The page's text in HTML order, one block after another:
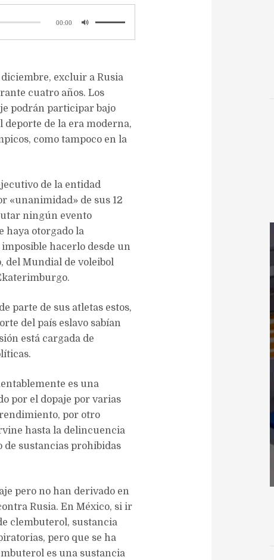
00:00
excluir a Rusia
cuatro años. Los
podrán participar bajo
deporte de la era moderna,
como tampoco en la
de la entidad
«unanimidad» de sus 12
ningún evento
haya otorgado la
hacerlo desde un
del Mundial de voleibol
parte de sus atletas estos,
del país eslavo sabían
está cargada de
es una
por el dopaje por varias
por otro
hasta la delincuencia
sustancias prohibidas
pero no han derivado en
Rusia. En México, si ir
clembuterol, sustancia
pero que se ha
es una sustancia